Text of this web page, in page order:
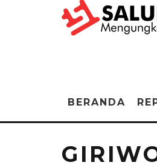
BERANDA